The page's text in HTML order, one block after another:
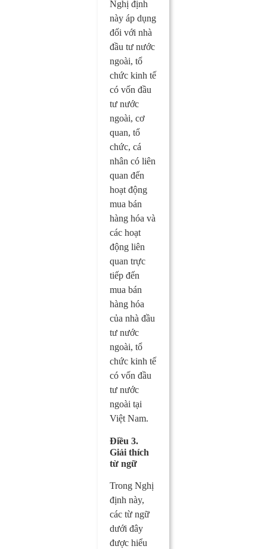
Nghị định
này áp dụng
đối với nhà
đầu tư nước
ngoài, tổ
chức kinh tế
có vốn đầu
tư nước
ngoài, cơ
quan, tổ
chức, cá
nhân có liên
quan đến
hoạt động
mua bán
hàng hóa và
các hoạt
động liên
quan trực
tiếp đến
mua bán
hàng hóa
của nhà đầu
tư nước
ngoài, tổ
chức kinh tế
có vốn đầu
tư nước
ngoài tại
Việt Nam.
Điều 3.
Giải thích
từ ngữ
Trong Nghị
định này,
các từ ngữ
dưới đây
được hiểu